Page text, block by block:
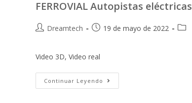
FERROVIAL Autopistas eléctricas
Dreamtech 19 de mayo de 2022
Video 3D, Video real
Continuar Leyendo